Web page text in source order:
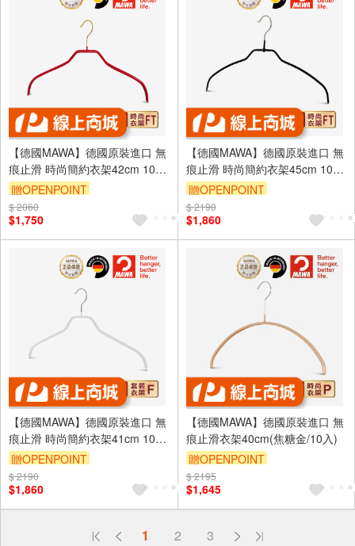
【德國MAWA】德國原裝進口 無
痕止滑 時尚簡約衣架42cm 10
入/紅
贈OPENPOINT
$ 2060
$1,750
【德國MAWA】德國原裝進口 無
痕止滑 時尚簡約衣架45cm 10
入/黑
贈OPENPOINT
$ 2190
$1,860
【德國MAWA】德國原裝進口 無
痕止滑 時尚簡約衣架41cm 10
入/白
贈OPENPOINT
$ 2190
$1,860
【德國MAWA】德國原裝進口 無
痕止滑衣架40cm(焦糖金/10入)
贈OPENPOINT
$ 2195
$1,645
1 2 3
偏遠地區配送